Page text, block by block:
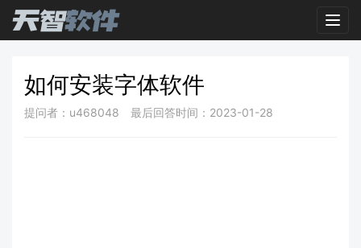
如何安装字体软件
提问者：u468048 最后回答时间：2023-01-28